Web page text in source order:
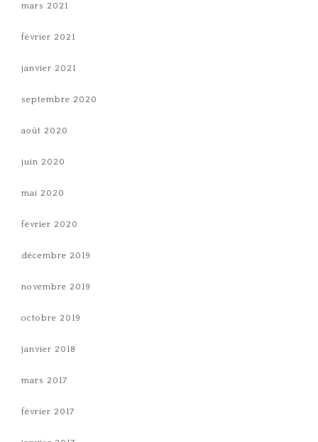
mars 2021
février 2021
janvier 2021
septembre 2020
août 2020
juin 2020
mai 2020
février 2020
décembre 2019
novembre 2019
octobre 2019
janvier 2018
mars 2017
février 2017